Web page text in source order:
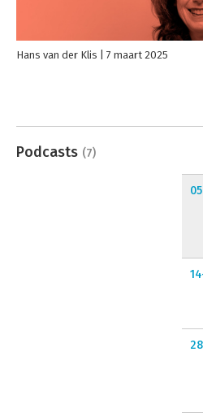
Hans van der Klis 7 maart 2025
Podcasts (7)